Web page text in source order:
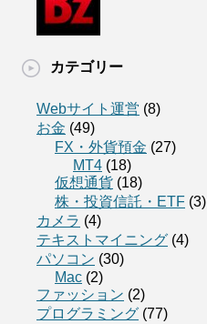
カテゴリー
Webサイト運営 (8)
お金 (49)
FX・外貨預金 (27)
MT4 (18)
仮想通貨 (18)
株・投資信託・ETF (3)
カメラ (4)
テキストマイニング (4)
パソコン (30)
Mac (2)
ファッション (2)
プログラミング (77)